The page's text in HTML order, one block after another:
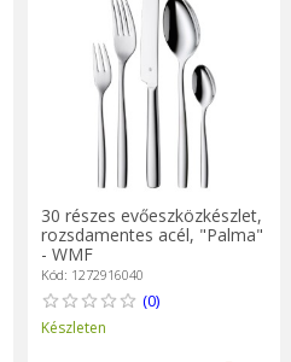
30 részes evőeszközkészlet,
rozsdamentes acél, "Palma"
- WMF
Kód: 1272916040
(0)
Készleten